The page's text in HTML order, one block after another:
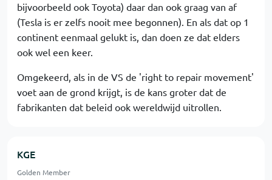
bijvoorbeeld ook Toyota) daar dan ook graag van af
(Tesla is er zelfs nooit mee begonnen). En als dat op 1
continent eenmaal gelukt is, dan doen ze dat elders
ook wel een keer.
Omgekeerd, als in de VS de 'right to repair movement'
voet aan de grond krijgt, is de kans groter dat de
fabrikanten dat beleid ook wereldwijd uitrollen.
KGE
Golden Member